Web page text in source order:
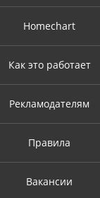
Homechart
Как это работает
Рекламодателям
Правила
Вакансии